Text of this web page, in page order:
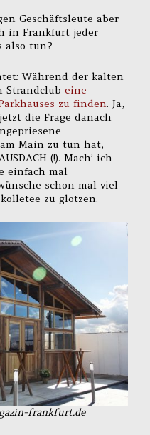
Geschäftsleute aber
in Frankfurt jeder
also tun?
Während der kalten
Strandclubeine
zu finden. Ja,
die Frage danach
Main zu tun hat,
(!). Mach’ ich
einfach mal
schon mal viel
zu glotzen.
frankfurt.de